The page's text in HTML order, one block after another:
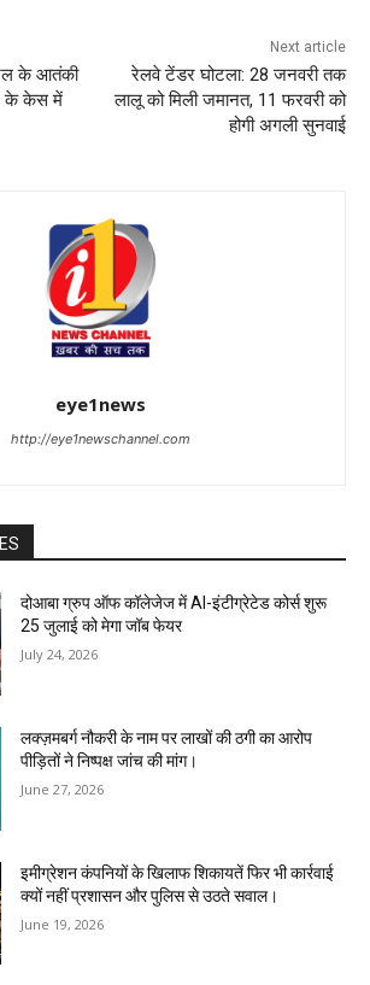
के आतंकी
के केस में
Next article
रेलवे टेंडर घोटला: 28 जनवरी तक
लालू को मिली जमानत, 11 फरवरी को
होगी अगली सुनवाई
eye1news
http://eye1newschannel.com
दोआबा ग्रुप ऑफ कॉलेजेज में AI-इंटीग्रेटेड कोर्स शुरू
25 जुलाई को मेगा जॉब फेयर
July 24, 2026
लक्ज़मबर्ग नौकरी के नाम पर लाखों की ठगी का आरोप
पीड़ितों ने निष्पक्ष जांच की मांग।
June 27, 2026
इमीग्रेशन कंपनियों के खिलाफ शिकायतें फिर भी कार्रवाई
क्यों नहीं प्रशासन और पुलिस से उठते सवाल।
June 19, 2026